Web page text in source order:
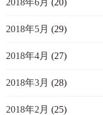
2018年6月 (20)
2018年5月 (29)
2018年4月 (27)
2018年3月 (28)
2018年2月 (25)